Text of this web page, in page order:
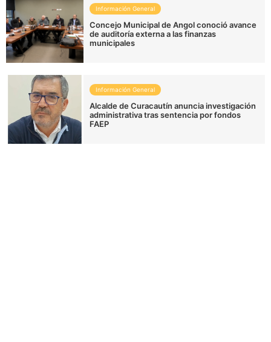
Información General
Concejo Municipal de Angol conoció avance
de auditoría externa a las finanzas
municipales
Información General
Alcalde de Curacautín anuncia investigación
administrativa tras sentencia por fondos
FAEP